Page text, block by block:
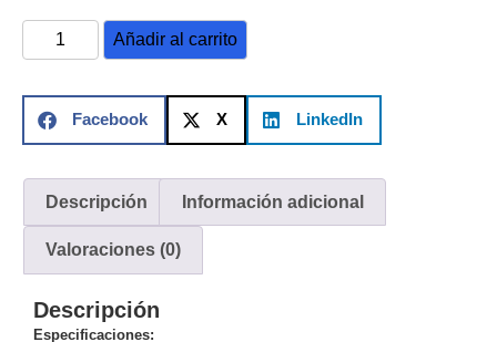
a
RCA
Audio
VideoCable
Coaxial y
ConectoresCables
Armados -
CoaxialCategoría
5eFibra
ÓpticaPara
y
ElectricidadRG59
Añadir al carrito
Facebook X LinkedIn
Descripción Información adicional
Valoraciones (0)
Descripción
Especificaciones: